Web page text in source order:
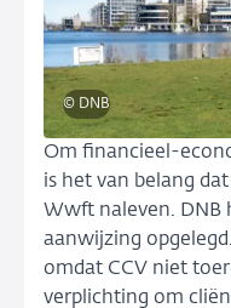
© DNB
Om financieel-
is het van belang
Wwft naleven. DNB
aanwijzing
omdat CCV niet
verplichting om